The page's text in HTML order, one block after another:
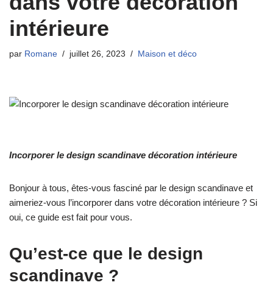
intérieure
par Romane juillet 26, 2023 Maison et déco
Incorporer le design scandinave décoration intérieure
Bonjour à tous, êtes-vous fasciné par le design scandinave et
aimeriez-vous l’incorporer dans votre décoration intérieure ? Si
oui, ce guide est fait pour vous.
Qu’est-ce que le design
scandinave ?